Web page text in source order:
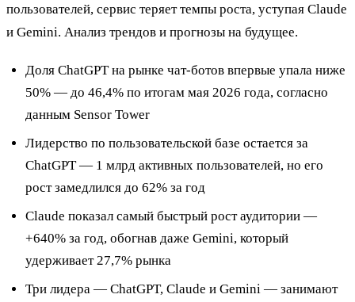
пользователей, сервис теряет темпы роста, уступая Claude
и Gemini. Анализ трендов и прогнозы на будущее.
Доля ChatGPT на рынке чат-ботов впервые упала ниже
50% — до 46,4% по итогам мая 2026 года, согласно
данным Sensor Tower
Лидерство по пользовательской базе остается за
ChatGPT — 1 млрд активных пользователей, но его
рост замедлился до 62% за год
Claude показал самый быстрый рост аудитории —
+640% за год, обогнав даже Gemini, который
удерживает 27,7% рынка
Три лидера — ChatGPT, Claude и Gemini — занимают